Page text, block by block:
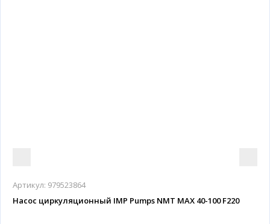
Артикул: 979523864
Насос циркуляционный IMP Pumps NMT MAX 40-100 F220